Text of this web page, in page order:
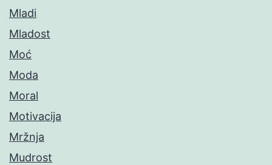
Mladi
Mladost
Moć
Moda
Moral
Motivacija
Mržnja
Mudrost